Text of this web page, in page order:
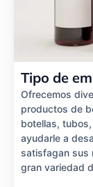
Tipo de
Ofrecemos
productos de
botellas,
ayudarle a
satisfagan sus
gran variedad